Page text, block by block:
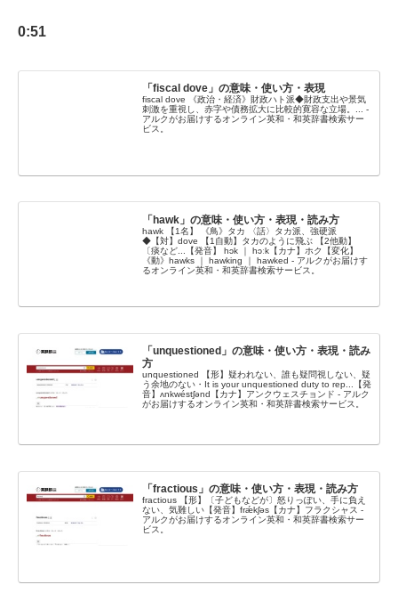
0:51
「fiscal dove」の意味・使い方・表現
fiscal dove 《政治・経済》財政ハト派◆財政支出や景気
刺激を重視し、赤字や債務拡大に比較的寛容な立場。... -
アルクがお届けするオンライン英和・和英辞書検索サー
ビス。
「hawk」の意味・使い方・表現・読み方
hawk 【1名】 《鳥》タカ 〈話〉タカ派、強硬派
◆【対】dove 【1自動】タカのように飛ぶ 【2他動】
〔痰など...【発音】 hɔk ｜ hɔːk【カナ】ホク【変化】
《動》hawks ｜ hawking ｜ hawked - アルクがお届けす
るオンライン英和・和英辞書検索サービス。
「unquestioned」の意味・使い方・表現・読み
方
unquestioned 【形】疑われない、誰も疑問視しない、疑
う余地のない・It is your unquestioned duty to rep...【発
音】ʌnkwéstʃənd【カナ】アンクウェスチョンド - アルク
がお届けするオンライン英和・和英辞書検索サービス。
「fractious」の意味・使い方・表現・読み方
fractious 【形】〔子どもなどが〕怒りっぽい、手に負え
ない、気難しい【発音】frǽkʃəs【カナ】フラクシャス -
アルクがお届けするオンライン英和・和英辞書検索サー
ビス。